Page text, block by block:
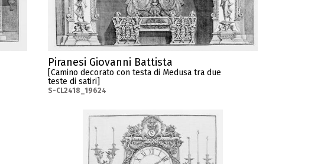
Piranesi Giovanni Battista
[Camino decorato con testa di Medusa tra due
teste di satiri]
S-CL2418_19624